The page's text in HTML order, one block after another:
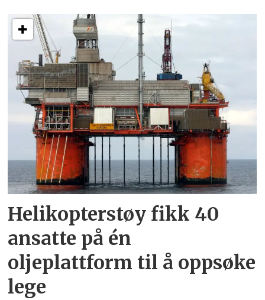
Helikopterstøy fikk 40
ansatte på én
oljeplattform til å oppsøke
lege